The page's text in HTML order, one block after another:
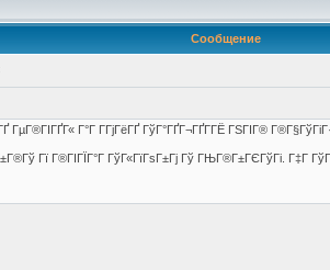
Сообщение
Г°Г Г­ГјГёГҐ ГўГ°ГҐГ¬ГҐГ­ГЁ ГЅГІГ®
Гї Г®ГІГЇГ°Г ГўГ«ГїГѕГ±Гј Гў ГЊГ®Г±ГЄГўГі. Г‡Г